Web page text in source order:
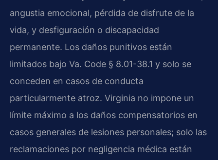
angustia emocional, pérdida de disfrute de la
vida, y desfiguración o discapacidad
permanente. Los daños punitivos están
limitados bajo Va. Code § 8.01-38.1 y solo se
conceden en casos de conducta
particularmente atroz. Virginia no impone un
límite máximo a los daños compensatorios en
casos generales de lesiones personales; solo las
reclamaciones por negligencia médica están